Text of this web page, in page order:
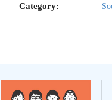
Category: